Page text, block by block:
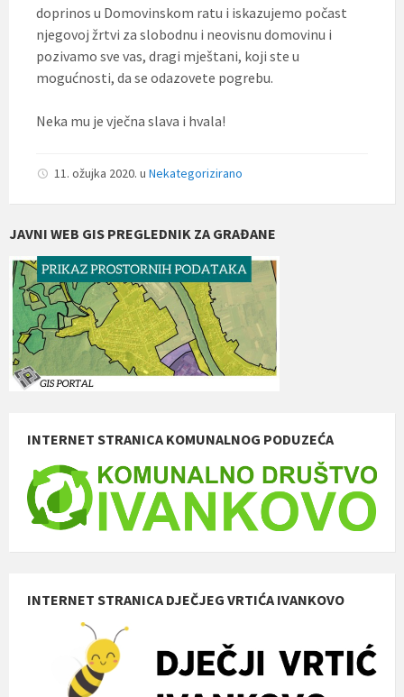
doprinos u Domovinskom ratu i iskazujemo počast
njegovoj žrtvi za slobodnu i neovisnu domovinu i
pozivamo sve vas, dragi mještani, koji ste u
mogućnosti, da se odazovete pogrebu.
Neka mu je vječna slava i hvala!
11. ožujka 2020. u Nekategorizirano
JAVNI WEB GIS PREGLEDNIK ZA GRAĐANE
INTERNET STRANICA KOMUNALNOG PODUZEĆA
INTERNET STRANICA DJEČJEG VRTIĆA IVANKOVO